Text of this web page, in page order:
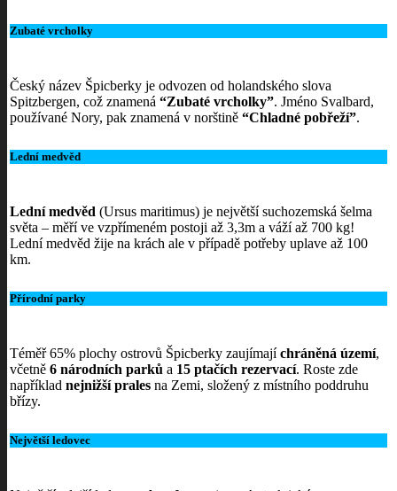
Zubaté vrcholky
Český název Špicberky je odvozen od holandského slova
Spitzbergen, což znamená “Zubaté vrcholky”. Jméno Svalbard,
používané Nory, pak znamená v norštině “Chladné pobřeží”.
Lední medvěd
Lední medvěd (Ursus maritimus) je největší suchozemská šelma
světa – měří ve vzpřímeném postoji až 3,3m a váží až 700 kg!
Lední medvěd žije na krách ale v případě potřeby uplave až 100
km.
Přírodní parky
Téměř 65% plochy ostrovů Špicberky zaujímajíchráněná území,
včetně 6 národních parků a 15 ptačích rezervací. Roste zde
například nejnižší prales na Zemi, složený z místního poddruhu
břízy.
Největší ledovec